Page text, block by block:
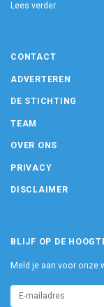
Lees verder
CONTACT
ADVERTEREN
DE STICHTING
TEAM
OVER ONS
PRIVACY
DISCLAIMER
BLIJF OP DE
Meld je aan voor onze